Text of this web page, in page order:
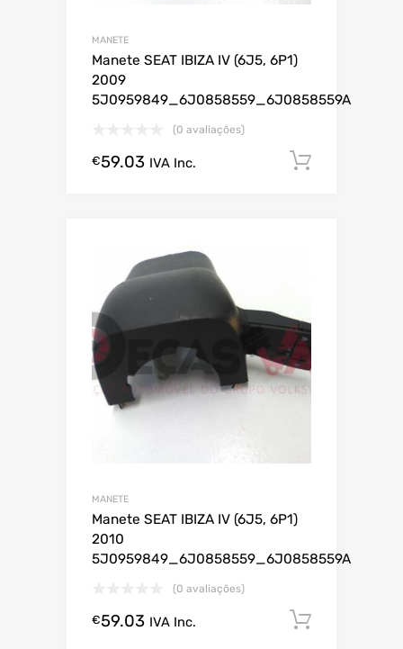
MANETE
Manete SEAT IBIZA IV (6J5, 6P1)
2009
5J0959849_6J0858559_6J0858559A
(0 avaliações)
€59.03 IVA Inc.
MANETE
Manete SEAT IBIZA IV (6J5, 6P1)
2010
5J0959849_6J0858559_6J0858559A
(0 avaliações)
€59.03 IVA Inc.